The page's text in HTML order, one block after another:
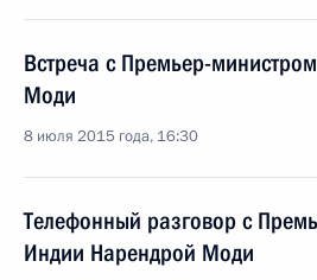
Встреча с Премьер-
Моди
8 июля 2015 года, 16:30
Телефонный разговор с
Индии Нарендрой Моди